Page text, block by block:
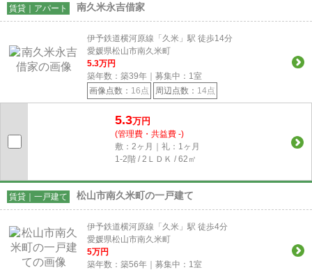
賃貸｜アパート 南久米永吉借家
伊予鉄道横河原線「久米」駅 徒歩14分
愛媛県松山市南久米町
5.3万円
築年数：築39年｜募集中： 1室
画像点数： 16点 周辺点数： 14点
5.3万円
(管理費・共益費 -)
敷：2ヶ月｜礼：1ヶ月
1-2階 / 2ＬＤＫ / 62㎡
賃貸｜一戸建て 松山市南久米町の一戸建て
伊予鉄道横河原線「久米」駅 徒歩4分
愛媛県松山市南久米町
5万円
築年数：築56年｜募集中： 1室